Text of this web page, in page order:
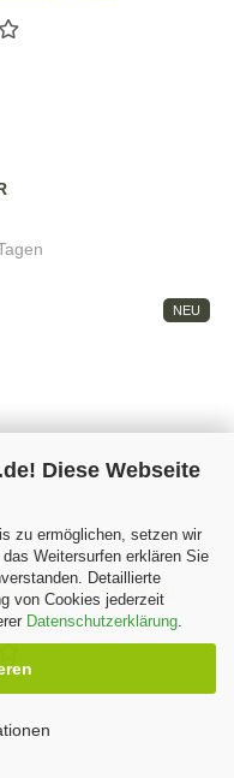
Diese Webseite
zu ermöglichen, setzen wir
Weitersurfen erklären Sie
Detaillierte
von Cookies jederzeit
Datenschutzerklärung.
NEU
1F TEAR ATL
45917